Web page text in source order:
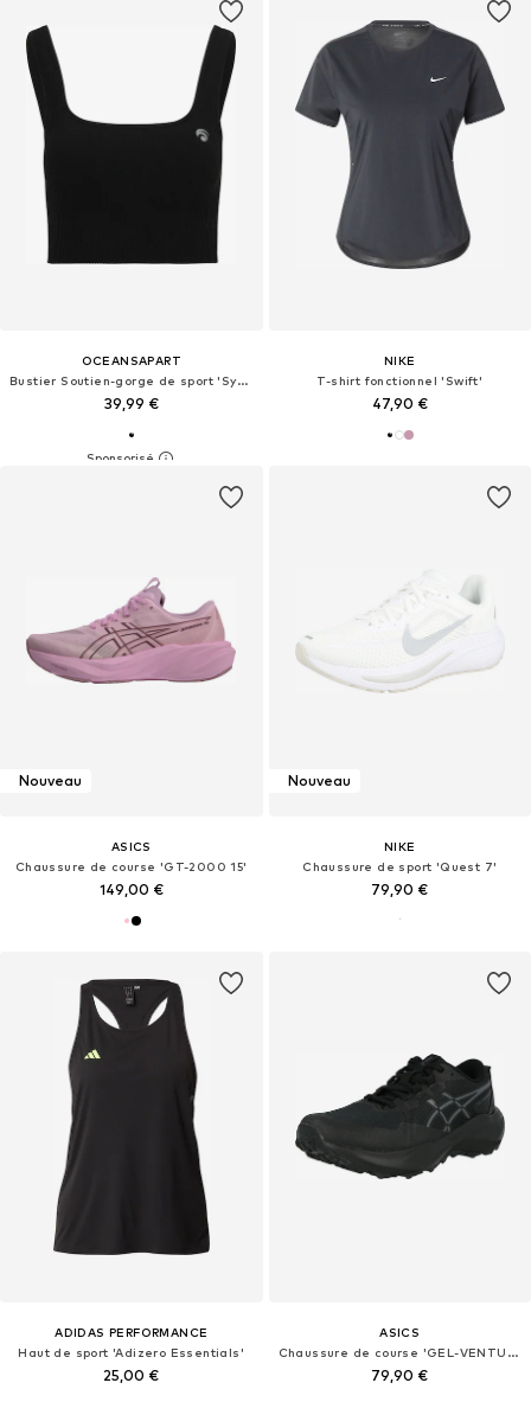
OCEANSAPART
Bustier Soutien-gorge de sport 'Sydney'
39,99 €
NIKE
T-shirt fonctionnel 'Swift'
47,90 €
Nouveau
ASICS
Chaussure de course 'GT-2000 15'
149,00 €
Nouveau
NIKE
Chaussure de sport 'Quest 7'
79,90 €
ADIDAS PERFORMANCE
Haut de sport 'Adizero Essentials'
25,00 €
ASICS
Chaussure de course 'GEL-VENTURE 11'
79,90 €